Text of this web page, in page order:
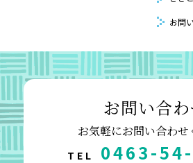
お問
お問い合
お気軽にお問い合わせ
TEL 0463-